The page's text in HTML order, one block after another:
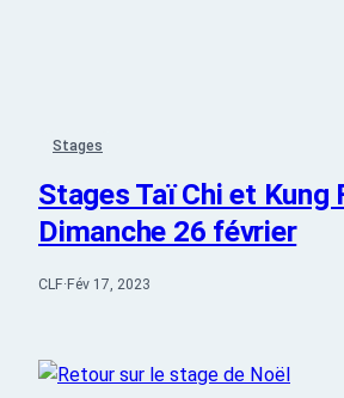
Stages
Stages Taï Chi et Kung
Dimanche 26 février
CLF· Fév 17, 2023